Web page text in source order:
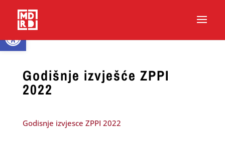
Open toolbar
Godišnje izvješće ZPPI
2022
Godisnje izvjesce ZPPI 2022